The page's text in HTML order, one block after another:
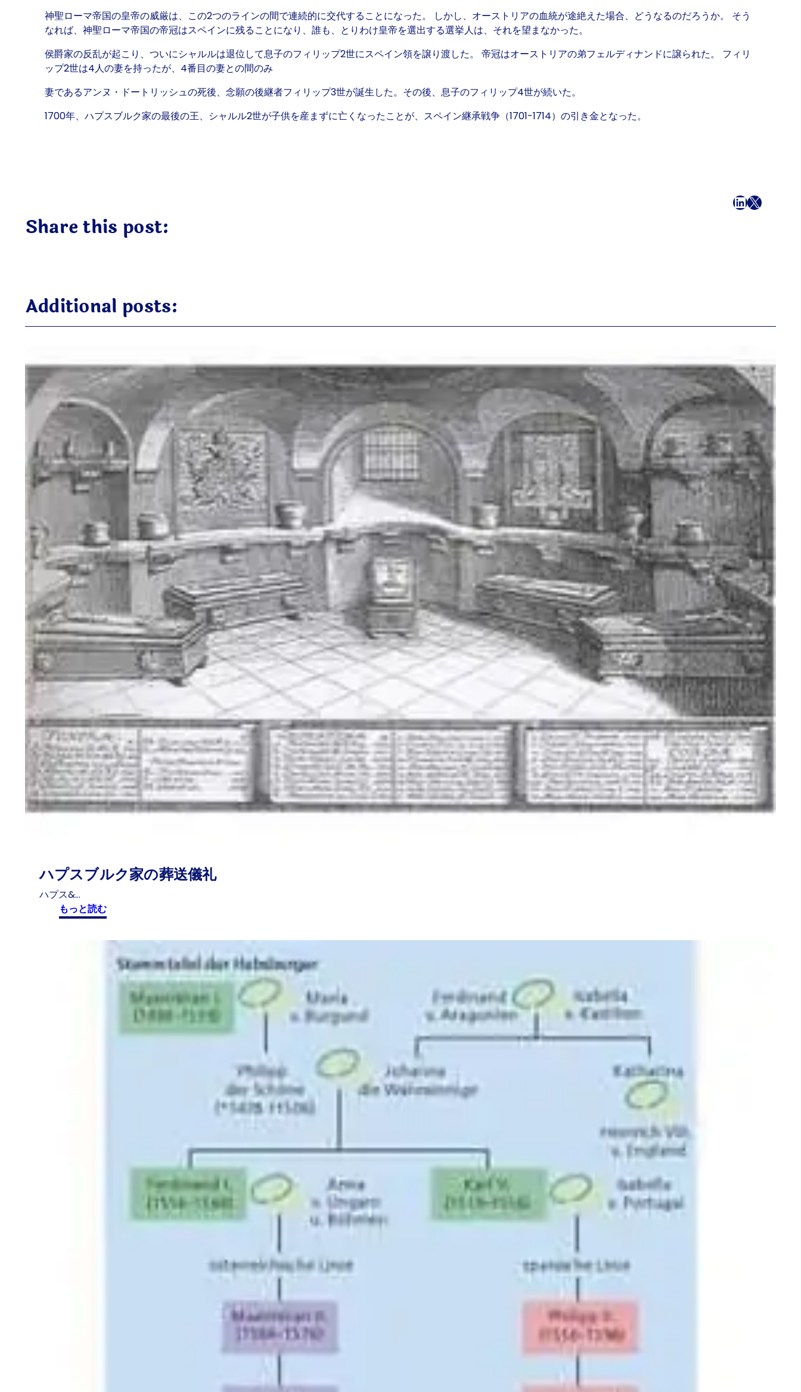
神聖ローマ帝国の皇帝の威厳は、この2つのラインの間で連続的に交代することになった。 しかし、オーストリアの血統が途絶えた場合、どうなるのだろうか。 そう
なれば、神聖ローマ帝国の帝冠はスペインに残ることになり、誰も、とりわけ皇帝を選出する選挙人は、それを望まなかった。
侯爵家の反乱が起こり、ついにシャルルは退位して息子のフィリップ2世にスペイン領を譲り渡した。 帝冠はオーストリアの弟フェルディナンドに譲られた。 フィリ
ップ2世は4人の妻を持ったが、4番目の妻との間のみ
妻であるアンヌ・ドートリッシュの死後、念願の後継者フィリップ3世が誕生した。その後、息子のフィリップ4世が続いた。
1700年、ハプスブルク家の最後の王、シャルル2世が子供を産まずに亡くなったことが、スペイン継承戦争（1701-1714）の引き金となった。
Share this post:
フェイスブックLinkedIn
X メール
Additional posts:
ハプスブルク家の葬送儀礼
ハプス&…
もっと読む:
ハ
プ
ブ